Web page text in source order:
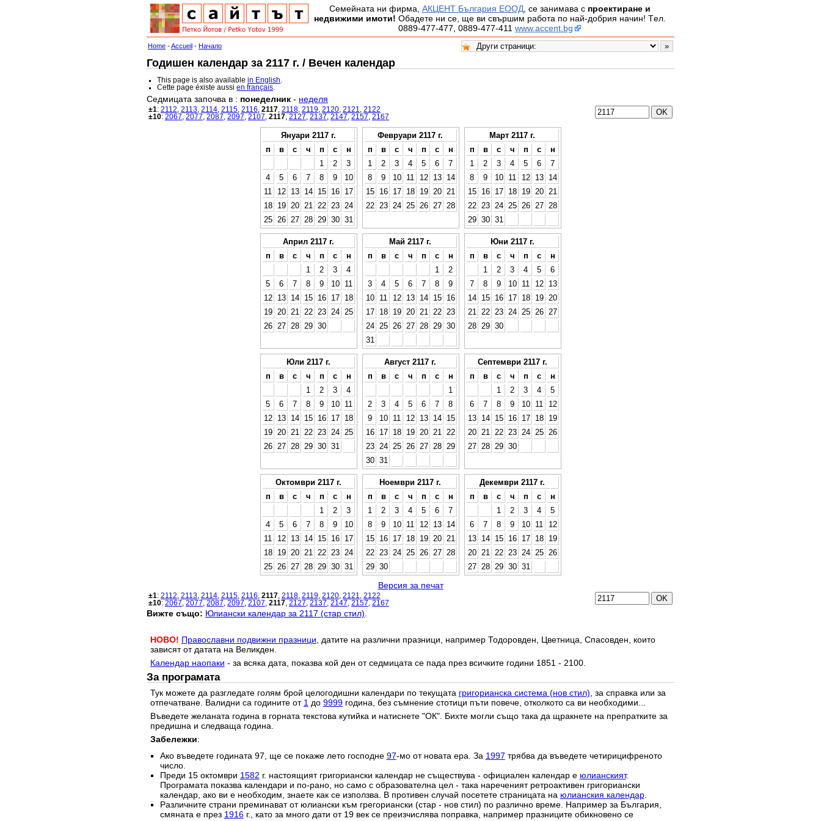
Семейната ни фирма, АКЦЕНТ България ЕООД, се занимава с проектиране и
недвижими имоти! Обадете ни се, ще ви свършим работа по най-добрия начин! Tел.
0889-477-477, 0889-477-411 www.accent.bg
Home -Accueil - Начало
Годишен календар за 2117 г. / Вечен календар
This page is also availablein English
Cette page éxiste aussien français
Седмицата започва в : понеделник - неделя
±1: 2112 2113 2114 2115 2116 2117 2118 2119 2120 2121
2122
±10: 2067 2077 2087 2097 2107 2117 2127 2137 2147 2157 2167
Януари 2117 г.
п
в с ч п с
н
1
2
3
4
5 6 7 8 9
10
11
12 13 14 15 16
17
18
19 20 21 22 23
24
25
26 27 28 29 30 31
Февруари 2117 г.
п
в с ч п с
н
1
2 3 4 5 6
7
8
9 10 11 12 13
14
15
16 17 18 19 20
21
22
23 24 25 26 27 28
Март 2117 г.
п
в с ч п с
н
1
2 3 4 5 6
7
8
9 10 11 12 13
14
15
16 17 18 19 20
21
22
23 24 25 26 27
28
29 30 31
Април 2117 г.
п
в с ч п с
н
1
2 3
4
5
6 7 8 9 10
11
12
13 14 15 16 17
18
19
20 21 22 23 24
25
26
27 28 29 30
Май 2117 г.
п
в с ч п с
н
1
2
3
4 5 6 7 8
9
10
11 12 13 14 15
16
17
18 19 20 21 22
23
24
25 26 27 28 29 30
31
Юни 2117 г.
п
в с ч п с
н
1
2 3 4 5
6
7
8 9 10 11 12
13
14
15 16 17 18 19
20
21
22 23 24 25 26
27
28
29 30
Юли 2117 г.
п
в с ч п с
н
1
2 3
4
5
6 7 8 9 10
11
12
13 14 15 16 17
18
19
20 21 22 23 24
25
26
27 28 29 30 31
Август 2117 г.
п
в с ч п с
н
1
2
3 4 5 6 7
8
9
10 11 12 13 14
15
16
17 18 19 20 21
22
23
24 25 26 27 28
29
30 31
Септември 2117 г.
п
в с ч п с
н
1
2 3 4
5
6
7 8 9 10 11
12
13
14 15 16 17 18
19
20
21 22 23 24 25
26
27
28 29 30
Октомври 2117 г.
п
в с ч п с
н
1
2
3
4
5 6 7 8 9
10
11
12 13 14 15 16
17
18
19 20 21 22 23
24
25
26 27 28 29 30 31
Ноември 2117 г.
п
в с ч п с
н
1
2 3 4 5 6
7
8
9 10 11 12 13
14
15
16 17 18 19 20
21
22
23 24 25 26 27
28
29 30
Декември 2117 г.
п
в с ч п с
н
1
2 3 4
5
6
7 8 9 10 11
12
13
14 15 16 17 18
19
20
21 22 23 24 25
26
27
28 29 30 31
Версия за печат
±1: 2112 2113 2114 2115 2116 2117 2118 2119 2120 2121
2122
±10: 2067 2077 2087 2097 2107 2117 2127 2137 2147 2157 2167
Вижте също: Юлиански календар за 2117 (стар стил)
НОВО! Православни подвижни празници , датите на различни празници, например Тодоровден, Цветница, Спасовден, които
зависят от датата на Великден.
Календар наопаки - за всяка дата, показва кой ден от седмицата се пада през всичките години 1851 - 2100.
За програмата
Тук можете да разгледате голям брой целогодишни календари по текущата григорианска система (нов стил), за справка или за
отпечатване. Валидни са годините от 1до 9999година, без съмнение стотици пъти повече, отколкото са ви необходими...
Въведете желаната година в горната текстова кутийка и натиснете "ОК". Бихте могли също така да щракнете на препратките за
предишна и следваща година.
Забележки:
Ако въведете годината 97, ще се покаже лето господне 97-мо от новата ера. За 1997 трябва да въведете четирицифреното
число.
Преди 15 октомври 1582 г. настоящият григориански календар не съществува - официален календар е юлианският.
Програмата показва календари и по-рано, но само с образователна цел - така нареченият ретроактивен григориански
календар, ако ви е необходим, знаете как се използва. В противен случай посетете страницата на юлианския календар.
Различните страни преминават от юлиански към грегориански (стар - нов стил) по различно време. Например за България,
смяната е през 1916г., като за много дати от 19 век се преизчислява поправка, например празниците обикновено се